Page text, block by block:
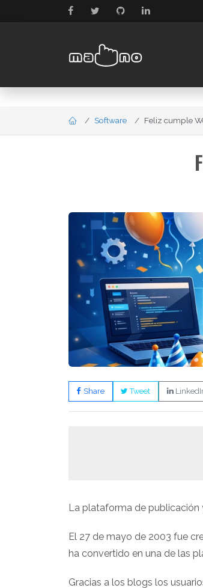
Software Feliz cumple
Share Tweet
La plataforma de publicación
El 27 de mayo de 2003 fue
ha convertido en una de las
Gracias a los blogs los